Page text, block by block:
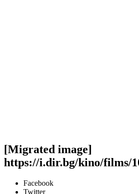
[Migrated image]
https://i.dir.bg/kino/films/
Facebook
Twitter